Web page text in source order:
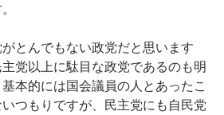
とんでもない政党だと思います
党以上に駄目な政党であるのも明
本的には国会議員の人とあったこ
つもりですが、民主党にも自民党